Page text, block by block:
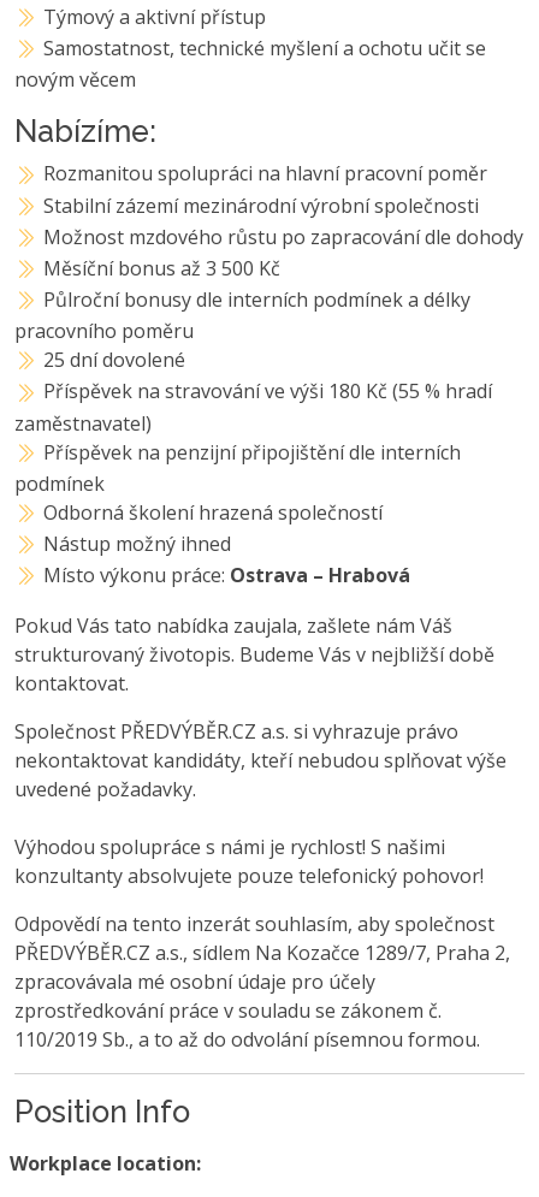
Týmový a aktivní přístup
Samostatnost, technické myšlení a ochotu učit se
novým věcem
Nabízíme:
Rozmanitou spolupráci na hlavní pracovní poměr
Stabilní zázemí mezinárodní výrobní společnosti
Možnost mzdového růstu po zapracování dle dohody
Měsíční bonus až 3 500 Kč
Půlroční bonusy dle interních podmínek a délky
pracovního poměru
25 dní dovolené
Příspěvek na stravování ve výši 180 Kč (55 % hradí
zaměstnavatel)
Příspěvek na penzijní připojištění dle interních
podmínek
Odborná školení hrazená společností
Nástup možný ihned
Místo výkonu práce: Ostrava – Hrabová
Pokud Vás tato nabídka zaujala, zašlete nám Váš
strukturovaný životopis. Budeme Vás v nejbližší době
kontaktovat.
Společnost PŘEDVÝBĚR.CZ a.s. si vyhrazuje právo
nekontaktovat kandidáty, kteří nebudou splňovat výše
uvedené požadavky.
Výhodou spolupráce s námi je rychlost! S našimi
konzultanty absolvujete pouze telefonický pohovor!
Odpovědí na tento inzerát souhlasím, aby společnost
PŘEDVÝBĚR.CZ a.s., sídlem Na Kozačce 1289/7, Praha 2,
zpracovávala mé osobní údaje pro účely
zprostředkování práce v souladu se zákonem č.
110/2019 Sb., a to až do odvolání písemnou formou.
Position Info
Workplace location: